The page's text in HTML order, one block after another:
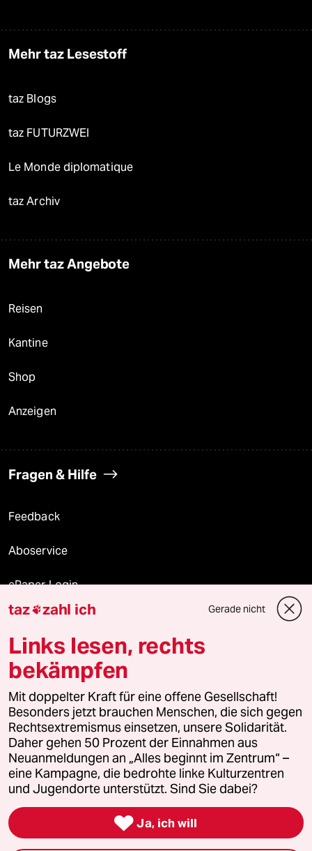
Mehr taz Lesestoff
taz Blogs
taz FUTURZWEI
Le Monde diplomatique
taz Archiv
Mehr taz Angebote
Reisen
Kantine
Shop
Anzeigen
Fragen & Hilfe
Feedback
Aboservice
ePaper Login
Downloads für Abonnierende
© 2026 taz Verlags und Vertriebs GmbH
Alle Rechte vorbehalten. Bei rechtlichen Fragen oder für Genehmigungen
wenden Sie sich bitte an
lizenzen@taz.de
Feedback Redaktionsstatut Kommune-Richtlinien
Leitlinie Informant Datenschutz Impressum AGB
Seitenwende Einwilligungen widerrufen (Ads)
taz zahl ich Gerade nicht
Links lesen, rechts
bekämpfen
Mit doppelter Kraft für eine offene Gesellschaft!
Besonders jetzt brauchen Menschen, die sich gegen
Rechtsextremismus einsetzen, unsere Solidarität.
Daher gehen 50 Prozent der Einnahmen aus
Neuanmeldungen an „Alles beginnt im Zentrum“ –
eine Kampagne, die bedrohte linke Kulturzentren
und Jugendorte unterstützt. Sind Sie dabei?
 Ja, ich will